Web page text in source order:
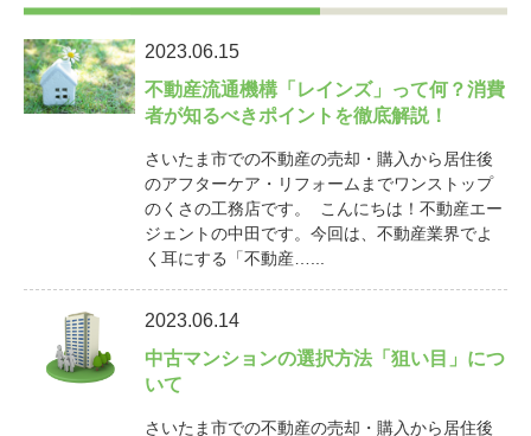
2023.06.15
不動産流通機構「レインズ」って何？消費
者が知るべきポイントを徹底解説！
さいたま市での不動産の売却・購入から居住後
のアフターケア・リフォームまでワンストップ
のくさの工務店です。 こんにちは！不動産エー
ジェントの中田です。今回は、不動産業界でよ
く耳にする「不動産…...
2023.06.14
中古マンションの選択方法「狙い目」につ
いて
さいたま市での不動産の売却・購入から居住後